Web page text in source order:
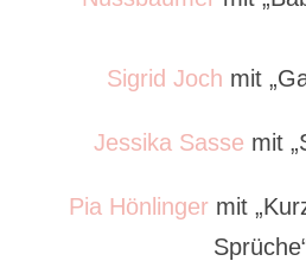
Sigrid Joch mit
Jessika Sasse mit
Pia Hönlinger mit